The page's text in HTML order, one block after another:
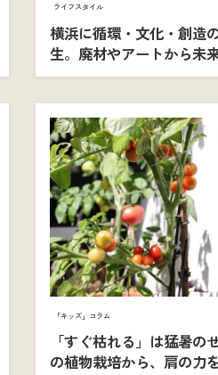
ライフスタイル
横浜に循環・文化・創造
生。廃材やアートから未
「キッズ」コラム
「すぐ枯れる」は猛暑の
の植物栽培から、肩の力